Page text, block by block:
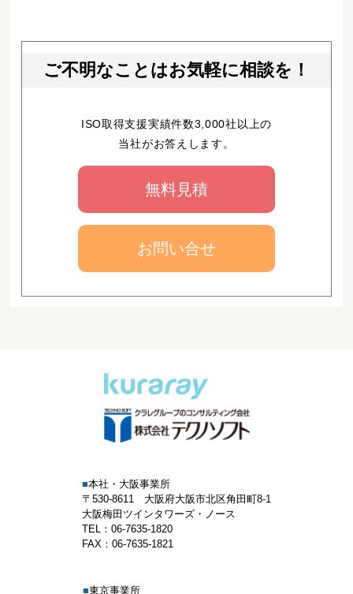
ご不明なことはお気軽に相談を！
ISO取得支援実績件数3,000社以上の
当社がお答えします。
無料見積
お問い合せ
■本社・大阪事業所
〒530-8611 大阪府大阪市北区角田町8-1
大阪梅田ツインタワーズ・ノース
TEL：06-7635-1820
FAX：06-7635-1821
■東京事業所